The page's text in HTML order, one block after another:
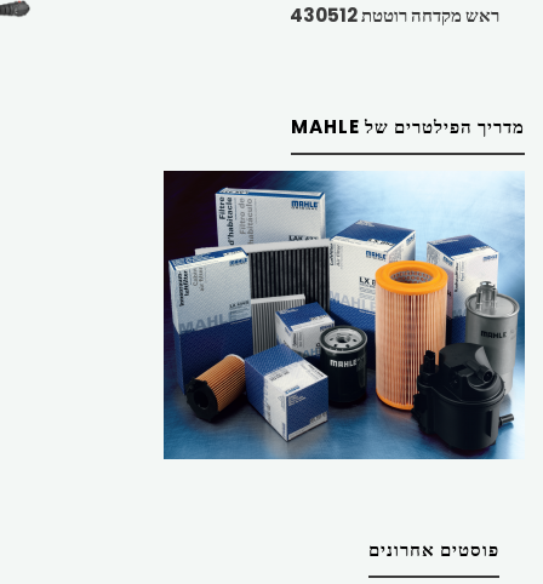
ראש מקדחה רוטטת 430512
מדריך הפילטרים של MAHLE
פוסטים אחרונים